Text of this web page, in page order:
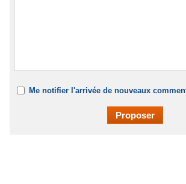
Me notifier l'arrivée de nouveaux